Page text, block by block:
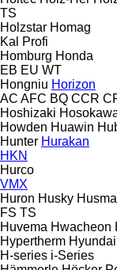
TS
Holzstar Homag
Kal
Profi
Homburg Honda
EB EU WT
Hongniu Horizon
AC AFC BQ CCR
Hoshizaki
Howden Huawin
Hunter Hurakan
HKN
Hurco
VMX
Huron Husky
FS TS
Huvema Hwacheon
Hypertherm Hyundai
H-series i-Series